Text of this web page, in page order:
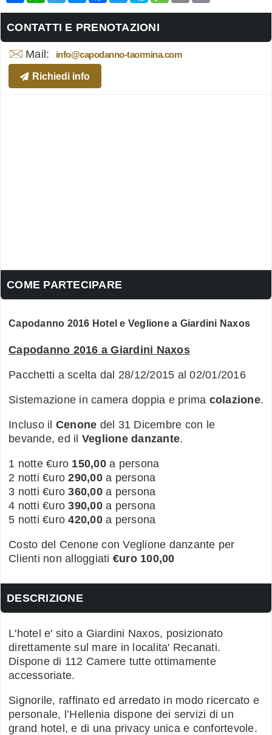
CONTATTI E PRENOTAZIONI
Mail: info@capodanno-taormina.com
Richiedi info
COME PARTECIPARE
Capodanno 2016 Hotel e Veglione a Giardini Naxos
Capodanno 2016 a Giardini Naxos
Pacchetti a scelta dal 28/12/2015 al 02/01/2016
Sistemazione in camera doppia e prima colazione.
Incluso il Cenone del 31 Dicembre con le
bevande, ed il Veglione danzante.
1 notte €uro 150,00a persona
2 notti €uro290,00a persona
3 notti €uro360,00a persona
4 notti €uro390,00a persona
5 notti €uro420,00a persona
Costo del Cenone con Veglione danzante per
Clienti non alloggiati €uro 100,00
DESCRIZIONE
L'hotel e' sito a Giardini Naxos, posizionato
direttamente sul mare in localita' Recanati.
Dispone di 112 Camere tutte ottimamente
accessoriate.
Signorile, raffinato ed arredato in modo ricercato e
personale, l’Hellenia dispone dei servizi di un
grand hotel, e di una privacy unica e confortevole.